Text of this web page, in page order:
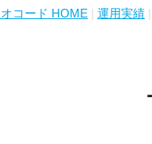
コード HOME 運用実績